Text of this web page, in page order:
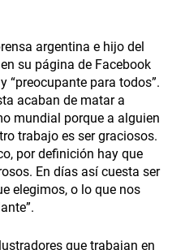
argentina e hijo del
su página de Facebook
“preocupante para todos”.
acaban de matar a
mundial porque a alguien
trabajo es ser graciosos.
por definición hay que
En días así cuesta ser
elegimos, o lo que nos
que trabajan en